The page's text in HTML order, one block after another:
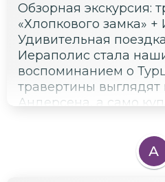
Обзорная экскурсия:
«Хлопкового замка»
Удивительная
Иераполис стала
воспоминанием о
травертины выглядят
Андерсена, а само
Раскрыть загадки
в Иераполисе — это
для души и сердца!
А